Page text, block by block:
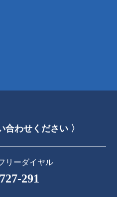
合わせください 〉
リーダイヤル
291